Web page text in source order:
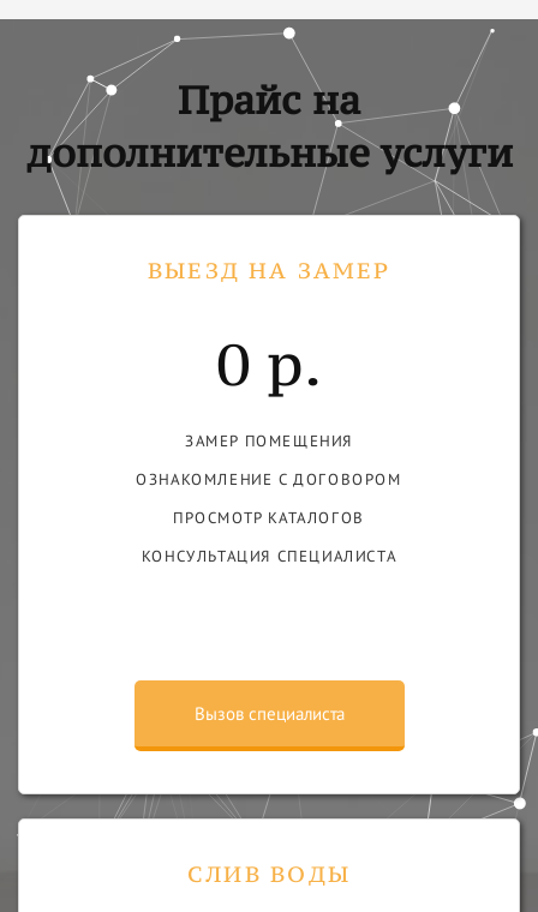
Прайс на
дополнительные услуги
ВЫЕЗД НА ЗАМЕР
0 р.
ЗАМЕР ПОМЕЩЕНИЯ
ОЗНАКОМЛЕНИЕ С ДОГОВОРОМ
ПРОСМОТР КАТАЛОГОВ
КОНСУЛЬТАЦИЯ СПЕЦИАЛИСТА
Вызов специалиста
СЛИВ ВОДЫ